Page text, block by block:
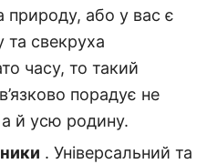
природу, або у вас є
та свекруха
часу, то такий
порадує не
а й усю родину.
. Універсальний та